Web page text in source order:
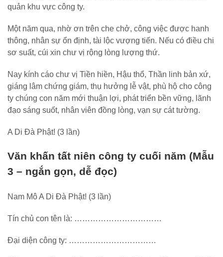
quản khu vực công ty.
Một năm qua, nhờ ơn trên che chở, công việc được hanh
thông, nhân sự ổn định, tài lộc vượng tiến. Nếu có điều chi
sơ suất, cúi xin chư vị rộng lòng lượng thứ.
Nay kính cáo chư vị Tiền hiền, Hậu thổ, Thần linh bản xứ,
giáng lâm chứng giám, thụ hưởng lễ vật, phù hộ cho công
ty chúng con năm mới thuận lợi, phát triển bền vững, lãnh
đạo sáng suốt, nhân viên đồng lòng, vạn sự cát tường.
A Di Đà Phật! (3 lần)
Văn khấn tất niên công ty cuối năm (Mẫu
3 – ngắn gọn, dễ đọc)
Nam Mô A Di Đà Phật! (3 lần)
Tín chủ con tên là: ……………………………
Đại diện công ty: ……………………………